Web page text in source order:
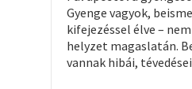
Gyenge vagyok,
kifejezéssel élve –
helyzet magaslatán.
vannak hibái,